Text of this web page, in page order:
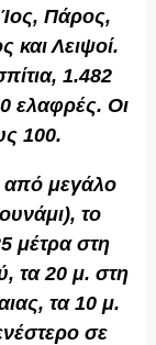
Πάρος,
και Λειψοί.
1.482
ελαφρές. Οι
100.
από μεγάλο
το
μέτρα στη
τα 20 μ. στη
τα 10 μ.
σε